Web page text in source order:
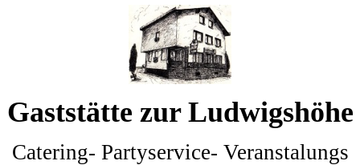
Gaststätte zur Ludwigshöhe
Catering- Partyservice- Veranstalungs